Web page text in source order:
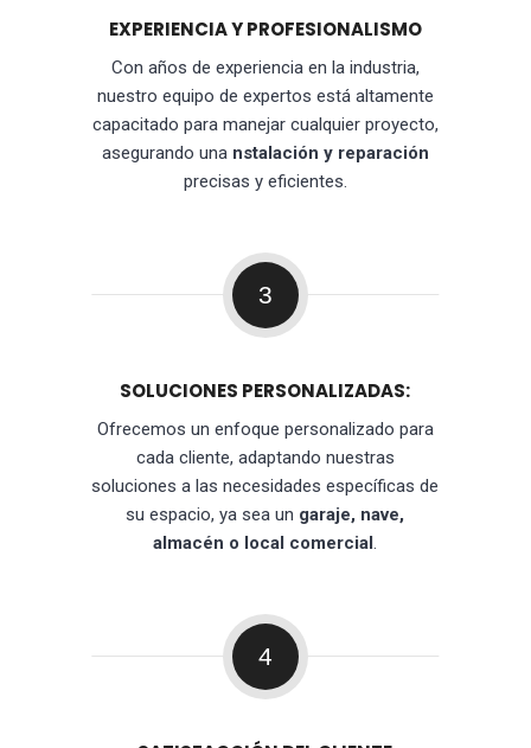
EXPERIENCIA Y PROFESIONALISMO
Con años de experiencia en la industria,
nuestro equipo de expertos está altamente
capacitado para manejar cualquier proyecto,
asegurando una nstalación y reparación
precisas y eficientes.
3
SOLUCIONES PERSONALIZADAS:
Ofrecemos un enfoque personalizado para
cada cliente, adaptando nuestras
soluciones a las necesidades específicas de
su espacio, ya sea un garaje, nave,
almacén o local comercial.
4